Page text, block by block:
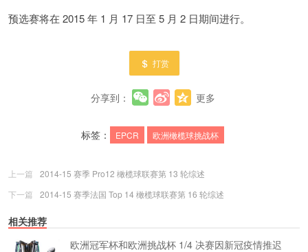
预选赛将在 2015 年 1 月 17 日至 5 月 2 日期间进行。
打赏
分享到： 更多
标签： EPCR 欧洲橄榄球挑战杯
上一篇
2014-15 赛季 Pro12 橄榄球联赛第 13 轮综述
下一篇
2014-15 赛季法国 Top 14 橄榄球联赛第 16 轮综述
相关推荐
欧洲冠军杯和欧洲挑战杯 1/4 决赛因新冠疫情推迟